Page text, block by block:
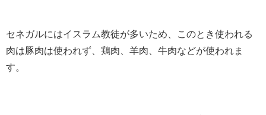
セネガルにはイスラム教徒が多いため、このとき使われる
肉は豚肉は使われず、鶏肉、羊肉、牛肉などが使われま
す。